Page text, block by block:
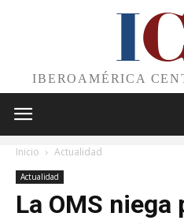
IC
IBEROAMÉRICA
Inicio Actualidad
Actualidad
La OMS niega